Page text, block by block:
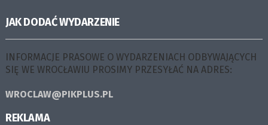
JAK DODAĆ WYDARZENIE
INFORMACJE PRASOWE O WYDARZENIACH ODBYWAJĄCYCH
SIĘ WE WROCŁAWIU PROSIMY PRZESYŁAĆ NA ADRES:
WROCLAW@PIKPLUS.PL
REKLAMA